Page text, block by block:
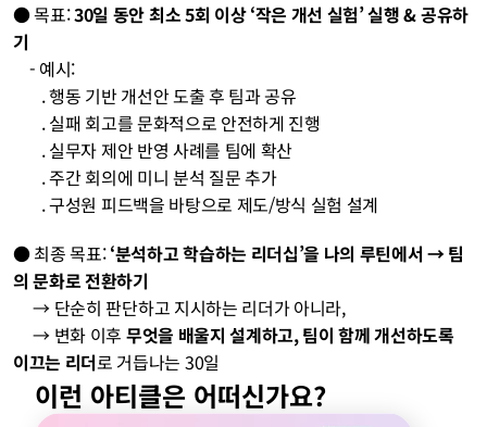
● 목표: 30일 동안 최소 5회 이상 ‘작은 개선 실험’ 실행 & 공유하
기
    - 예시:
       . 행동 기반 개선안 도출 후 팀과 공유
       . 실패 회고를 문화적으로 안전하게 진행
       . 실무자 제안 반영 사례를 팀에 확산
       . 주간 회의에 미니 분석 질문 추가
       . 구성원 피드백을 바탕으로 제도/방식 실험 설계
● 최종 목표: ‘분석하고 학습하는 리더십’을 나의 루틴에서 → 팀
의 문화로 전환하기
→ 단순히 판단하고 지시하는 리더가 아니라,
     → 변화 이후
무엇을 배울지 설계하고, 팀이 함께 개선하도록
이끄는 리더로 거듭나는 30일
이런 아티클은 어떠신가요?